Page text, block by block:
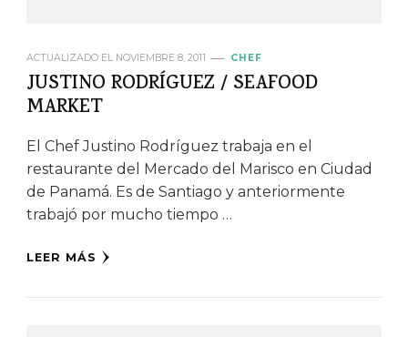
ACTUALIZADO EL NOVIEMBRE 8, 2011 CHEF
JUSTINO RODRÍGUEZ / SEAFOOD
MARKET
El Chef Justino Rodríguez trabaja en el
restaurante del Mercado del Marisco en Ciudad
de Panamá. Es de Santiago y anteriormente
trabajó por mucho tiempo …
LEER MÁS